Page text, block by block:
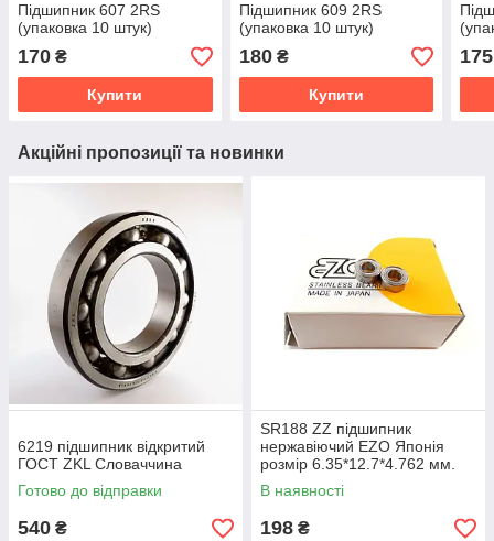
Підшипник 607 2RS
(упаковка 10 штук)
170 ₴
Купити
Підшипник 609 2RS
(упаковка 10 штук)
180₴
Купити
175
Акційні пропозиції та новинки
6219 підшипник відкритий
ГОСТ ZKL Словаччина
Готово до відправки
540 ₴
SR188 ZZ підшипник
нержавіючий EZO Японія
розмір 6.35*12.7*4.762 мм.
В наявності
198 ₴